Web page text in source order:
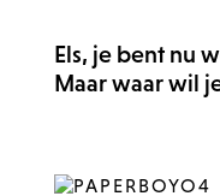
Els, je bent nu
Maar waar wil